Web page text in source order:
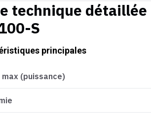
technique détaillée
S
principales
(puissance)